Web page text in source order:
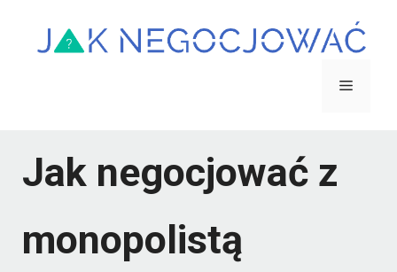
Menu
Jak negocjować z
monopolistą